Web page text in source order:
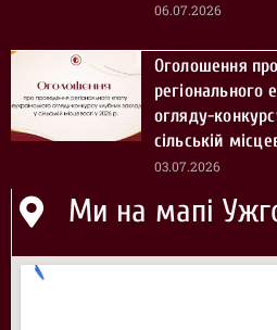
06.07.2026
Оголошення
регіонального
огляду-
сільській
03.07.2026
Ми на мапі